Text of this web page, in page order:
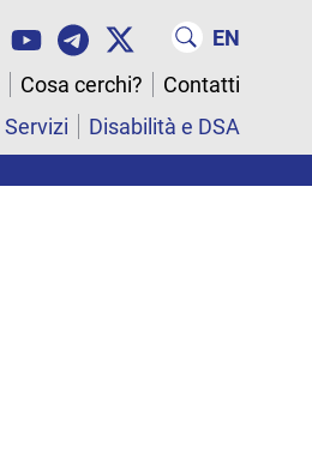
EN
Cosa cerchi?
Contatti
Servizi Disabilità e DSA